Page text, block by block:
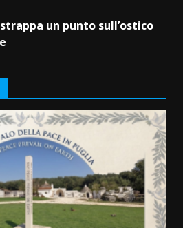
strappa un punto sull’ostico